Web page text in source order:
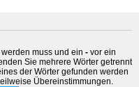
muss und ein - vor ein
Sie mehrere Wörter getrennt
der Wörter gefunden werden
Übereinstimmungen.